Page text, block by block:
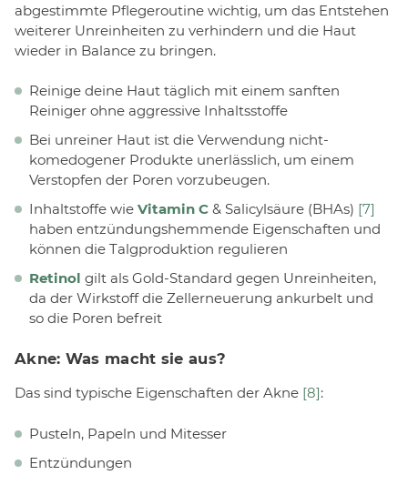
abgestimmte Pflegeroutine wichtig, um das Entstehen
weiterer Unreinheiten zu verhindern und die Haut
wieder in Balance zu bringen.
Reinige deine Haut täglich mit einem sanften
Reiniger ohne aggressive Inhaltsstoffe
Bei unreiner Haut ist die Verwendung nicht-
komedogener Produkte unerlässlich, um einem
Verstopfen der Poren vorzubeugen.
Inhaltstoffe wie Vitamin C & Salicylsäure (BHAs) [7]
haben entzündungshemmende Eigenschaften und
können die Talgproduktion regulieren
Retinol gilt als Gold-Standard gegen Unreinheiten,
da der Wirkstoff die Zellerneuerung ankurbelt und
so die Poren befreit
Akne: Was macht sie aus?
Das sind typische Eigenschaften der Akne [8]:
Pusteln, Papeln und Mitesser
Entzündungen